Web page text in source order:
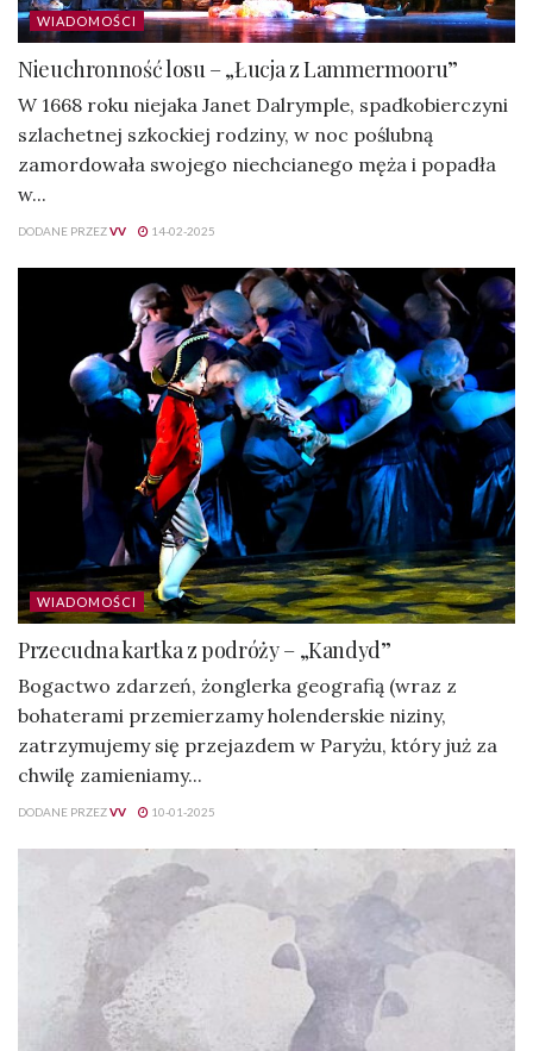
WIADOMOŚCI
Nieuchronność losu – „Łucja z Lammermooru”
W 1668 roku niejaka Janet Dalrymple, spadkobierczyni
szlachetnej szkockiej rodziny, w noc poślubną
zamordowała swojego niechcianego męża i popadła
w...
DODANE PRZEZVV 14-02-2025
WIADOMOŚCI
Przecudna kartka z podróży – „Kandyd”
Bogactwo zdarzeń, żonglerka geografią (wraz z
bohaterami przemierzamy holenderskie niziny,
zatrzymujemy się przejazdem w Paryżu, który już za
chwilę zamieniamy...
DODANE PRZEZVV 10-01-2025